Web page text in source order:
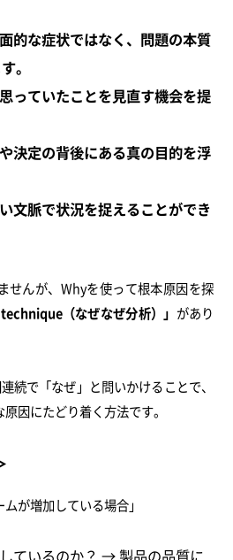
的な症状ではなく、問題の本質
。
っていたことを見直す機会を提
決定の背後にある真の目的を浮
文脈で状況を捉えることができ
せんが、Whyを使って根本原因を探
technique（なぜなぜ分析）」 があり
続で「なぜ」と問いかけることで、
因にたどり着く方法です。
が増加している場合」